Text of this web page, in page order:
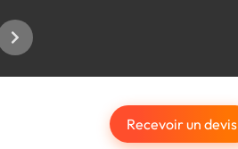
Recevoir un devis